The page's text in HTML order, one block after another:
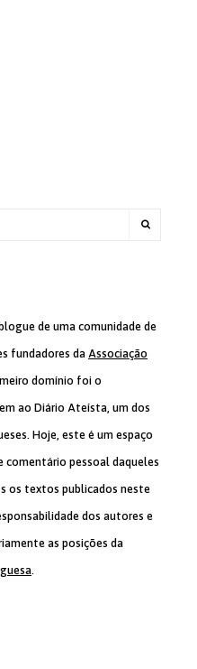
de uma comunidade de
fundadores da Associação
domínio foi o
ao Diário Ateísta, um dos
Hoje, este é um espaço
comentário pessoal daqueles
os textos publicados neste
dos autores e
as posições da
.